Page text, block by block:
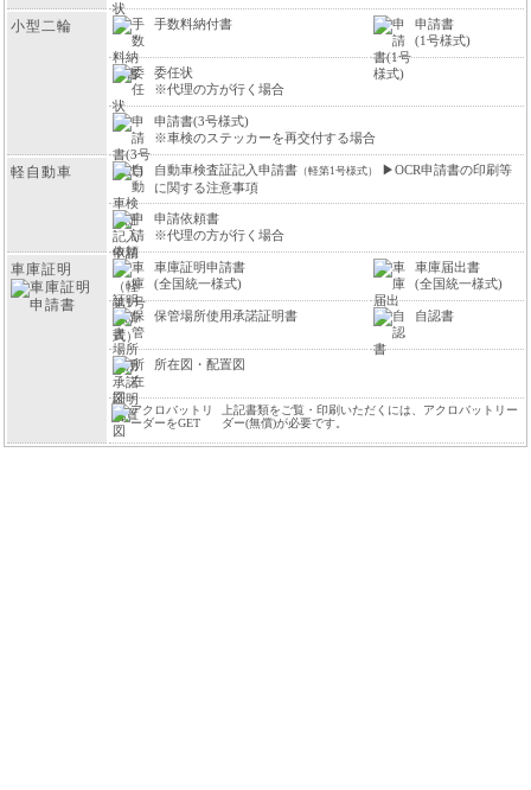
小型二輪 手数料納付書
申請書
(1号様式)
委任状
※代理の方が行く場合
申請書(3号様式)
※車検のステッカーを再交付する場合
軽自動車 自動車検査証記入申請書 （軽第1号様式） ▶OCR申請書の印刷等
に関する注意事項
申請依頼書
※代理の方が行く場合
車庫証明
車庫証明申請書
(全国統一様式)
車庫届出書
(全国統一様式)
保管場所使用承諾証明書 自認書
所在図・配置図
上記書類をご覧・印刷いただくには、アクロバットリー
ダー(無償)が必要です。